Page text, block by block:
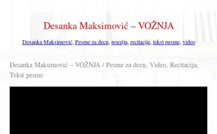
Desanka Maksimović – VOŽNJA
Desanka Maksimović, Pesme za decu, poezija, recitacije, tekst pesme, video
Desanka Maksimović – VOŽNJA / Pesme za decu, Video, Recitacija,
Tekst pesme